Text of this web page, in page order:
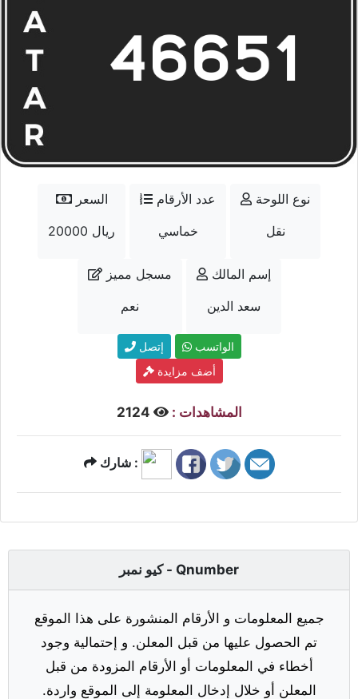
السعر
20000 ريال
عدد الأرقام
خماسي
نوع اللوحة
نقل
مسجل مميز
نعم
إسم المالك
سعد الدين
إتصل
الواتسب
أضف مزايدة
المشاهدات :
شارك :
كيو نمبر - Qnumber
جميع المعلومات و الأرقام المنشورة على هذا الموقع
تم الحصول عليها من قبل المعلن. و إحتمالية وجود
أخطاء في المعلومات أو الأرقام المزودة من قبل
المعلن أو خلال إدخال المعلومة إلى الموقع واردة.